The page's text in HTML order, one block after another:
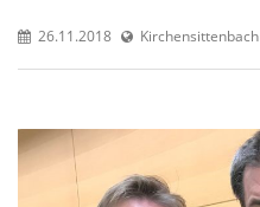
26.11.2018 Kirchensittenbach